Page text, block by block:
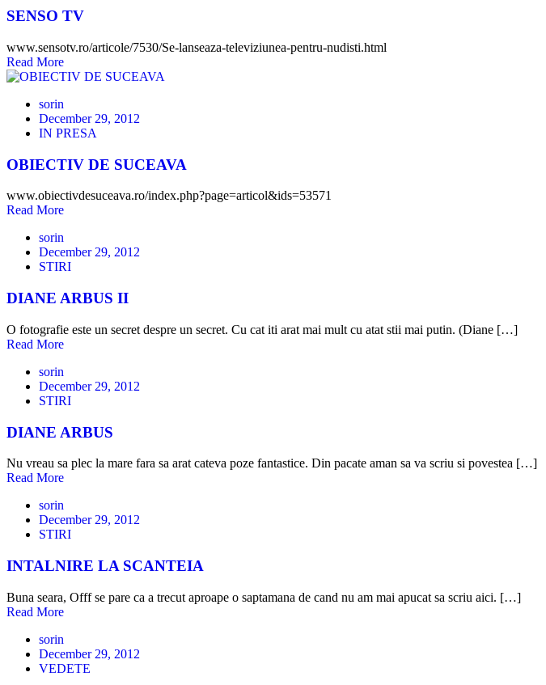
SENSO TV
www.sensotv.ro/articole/7530/Se-lanseaza-televiziunea-pentru-nudisti.html
Read More
sorin
December 29, 2012
IN PRESA
OBIECTIV DE SUCEAVA
www.obiectivdesuceava.ro/index.php?page=articol&ids=53571
Read More
sorin
December 29, 2012
STIRI
DIANE ARBUS II
O fotografie este un secret despre un secret. Cu cat iti arat mai mult cu atat stii mai putin. (Diane […]
Read More
sorin
December 29, 2012
STIRI
DIANE ARBUS
Nu vreau sa plec la mare fara sa arat cateva poze fantastice. Din pacate aman sa va scriu si povestea […]
Read More
sorin
December 29, 2012
STIRI
INTALNIRE LA SCANTEIA
Buna seara, Offf se pare ca a trecut aproape o saptamana de cand nu am mai apucat sa scriu aici. […]
Read More
sorin
December 29, 2012
VEDETE